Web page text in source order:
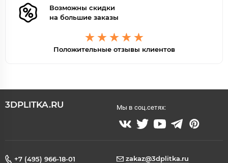
Возможны скидки
на большие заказы
Положительные отзывы клиентов
3DPLITKA.RU Мы в соц.сетях:
+7 (495) 966-18-01 zakaz@3dplitka.ru